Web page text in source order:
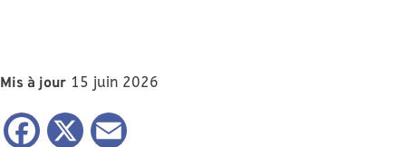
Mis à jour 15 juin 2026
Facebook
X